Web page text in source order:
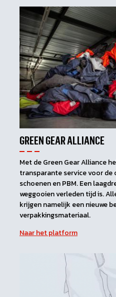
GREEN GEAR ALLIANCE
Met de Green Gear Alliance
transparante service voor de
schoenen en PBM. Een
weggooien verleden tijd is.
krijgen namelijk een nieuwe
verpakkingsmateriaal.
Naar het platform